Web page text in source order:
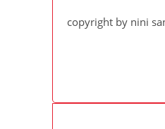
copyright by nini